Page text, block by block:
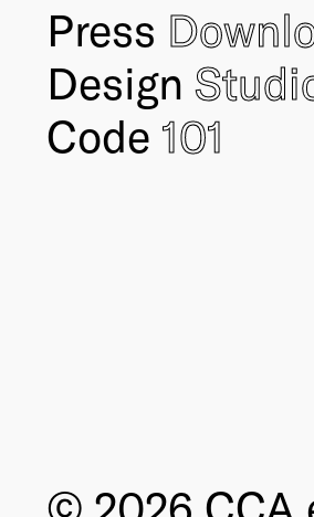
Press
Design
Code 101
© 2026 CCA